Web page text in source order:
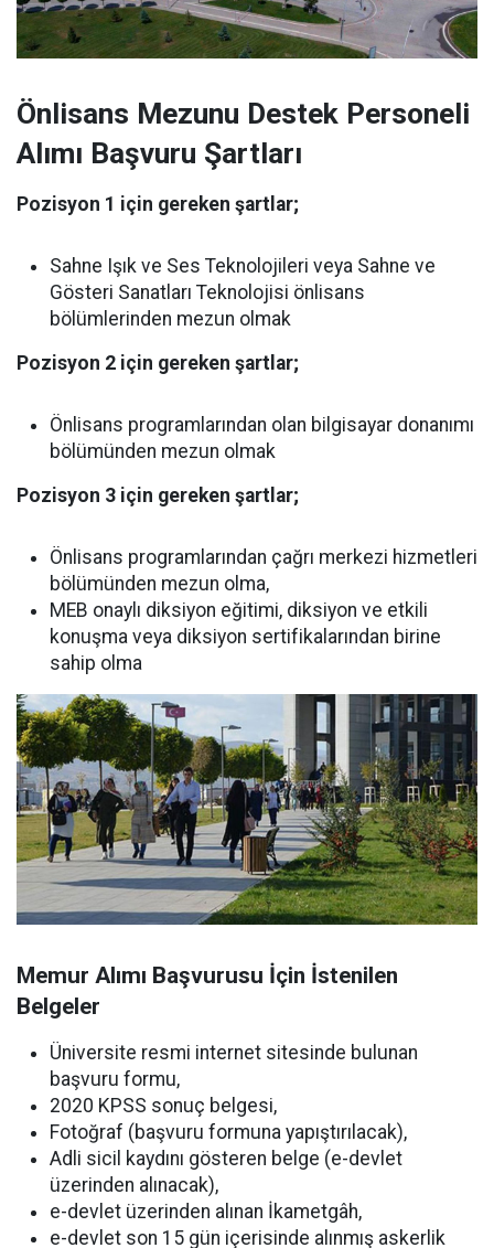
Önlisans Mezunu Destek Personeli
Alımı Başvuru Şartları
Pozisyon 1 için gereken şartlar;
Sahne Işık ve Ses Teknolojileri veya Sahne ve
Gösteri Sanatları Teknolojisi önlisans
bölümlerinden mezun olmak
Pozisyon 2 için gereken şartlar;
Önlisans programlarından olan bilgisayar donanımı
bölümünden mezun olmak
Pozisyon 3 için gereken şartlar;
Önlisans programlarından çağrı merkezi hizmetleri
bölümünden mezun olma,
MEB onaylı diksiyon eğitimi, diksiyon ve etkili
konuşma veya diksiyon sertifikalarından birine
sahip olma
Memur Alımı Başvurusu İçin İstenilen
Belgeler
Üniversite resmi internet sitesinde bulunan
başvuru formu,
2020 KPSS sonuç belgesi,
Fotoğraf (başvuru formuna yapıştırılacak),
Adli sicil kaydını gösteren belge (e-devlet
üzerinden alınacak),
e-devlet üzerinden alınan İkametgâh,
e-devlet son 15 gün içerisinde alınmış askerlik